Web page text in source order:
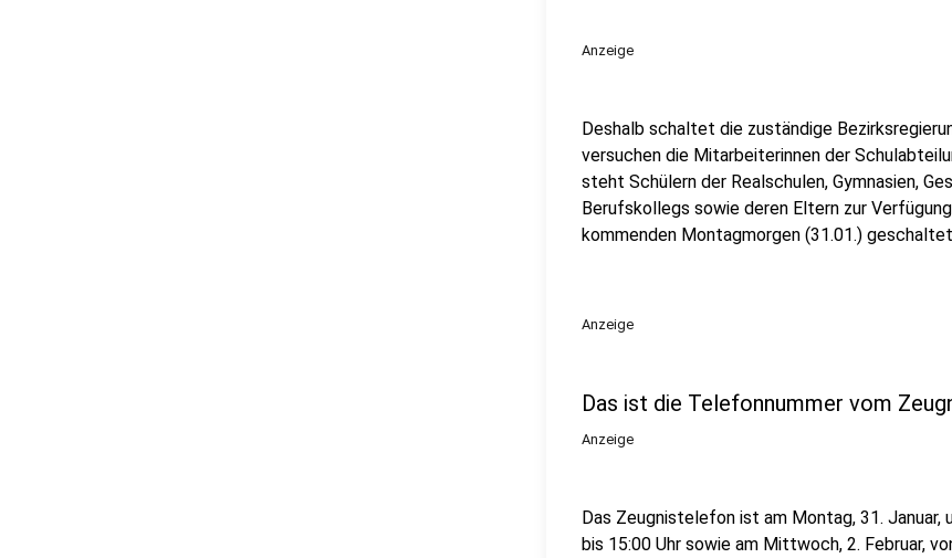
Anzeige
Deshalb schaltet die zuständige
versuchen die Mitarbeiterinnen der
steht Schülern der Realschulen, Gymnasien,
Berufskollegs sowie deren Eltern zur
kommenden Montagmorgen (31.01.)
Anzeige
Das ist die Telefonnummer vom
Anzeige
Das Zeugnistelefon ist am Montag, 31. Januar,
bis 15:00 Uhr sowie am Mittwoch, 2. Februar,